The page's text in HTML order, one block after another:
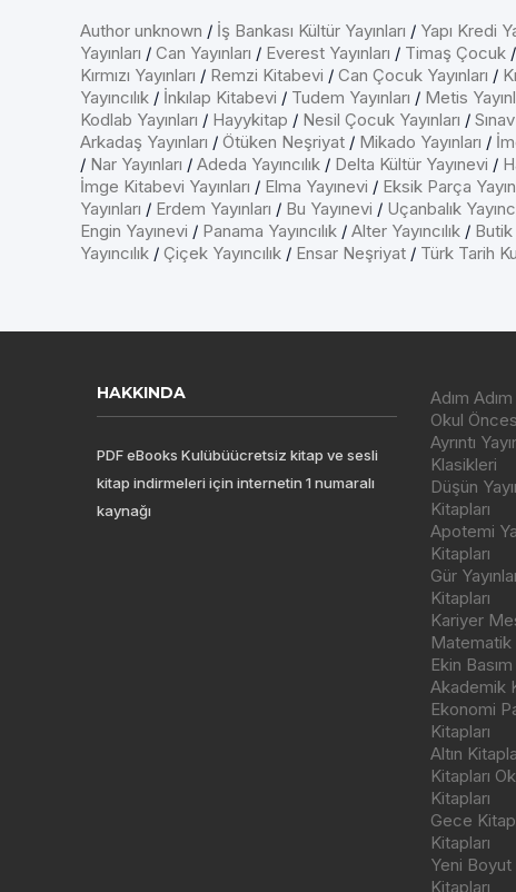
Author unknown / İş Bankası Kültür Yayınları / Yapı Kredi
Yayınları / Can Yayınları / Everest Yayınları / Timaş Çocuk /
Kırmızı Yayınları / Remzi Kitabevi / Can Çocuk Yayınları /
Yayıncılık / İnkılap Kitabevi / Tudem Yayınları / Metis
Kodlab Yayınları / Hayykitap / Nesil Çocuk Yayınları /
Arkadaş Yayınları / Ötüken Neşriyat / Mikado Yayınları /
/ Nar Yayınları / Adeda Yayıncılık / Delta Kültür Yayınevi /
İmge Kitabevi Yayınları / Elma Yayınevi / Eksik Parça
Yayınları / Erdem Yayınları / Bu Yayınevi / Uçanbalık
Engin Yayınevi / Panama Yayıncılık / Alter Yayıncılık / Butik
Yayıncılık / Çiçek Yayıncılık / Ensar Neşriyat / Türk Tarih
HAKKINDA
PDF eBooks Kulübüücretsiz kitap ve sesli
kitap indirmeleri için internetin 1 numaralı
kaynağı
Adım
Okul
Ayrıntı
Klasikleri
Düşün
Kitapları
Apotemi
Kitapları
Gür
Kitapları
Kariyer
Matematik
Ekin
Akademik
Ekonomi
Kitapları
Altın
Kitapları
Kitapları
Gece
Kitapları
Yeni Boyut
Kitapları